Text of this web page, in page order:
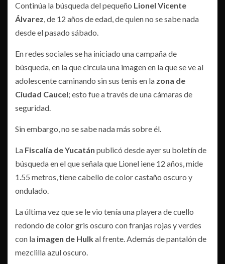
Continúa la búsqueda del pequeño Lionel Vicente
Álvarez, de 12 años de edad, de quien no se sabe nada
desde el pasado sábado.
En redes sociales se ha iniciado una campaña de
búsqueda, en la que circula una imagen en la que se ve al
adolescente caminando sin sus tenis en la zona de
Ciudad Caucel; esto fue a través de una cámaras de
seguridad.
Sin embargo, no se sabe nada más sobre él.
La Fiscalía de Yucatán publicó desde ayer su boletín de
búsqueda en el que señala que Lionel iene 12 años, mide
1.55 metros, tiene cabello de color castaño oscuro y
ondulado.
La última vez que se le vio tenía una playera de cuello
redondo de color gris oscuro con franjas rojas y verdes
con la imagen de Hulkal frente. Además de pantalón de
mezclilla azul oscuro.